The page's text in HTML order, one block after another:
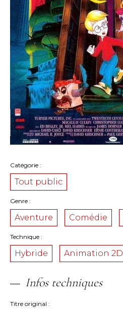
Catégorie
Tout public
Genre
Aventure Comédie
Technique
Hybride Animation 2D
Infos techniques
Titre original